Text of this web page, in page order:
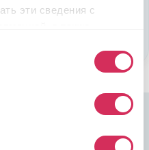
эти сведения с